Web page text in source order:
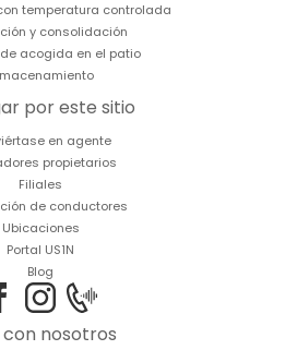
temperatura controlada
y consolidación
acogida en el patio
por este sitio
en agente
propietarios
Filiales
de conductores
Ubicaciones
Portal US1N
Blog
con nosotros